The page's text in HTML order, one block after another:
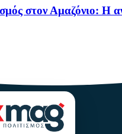
στον Αμαζόνιο: Η